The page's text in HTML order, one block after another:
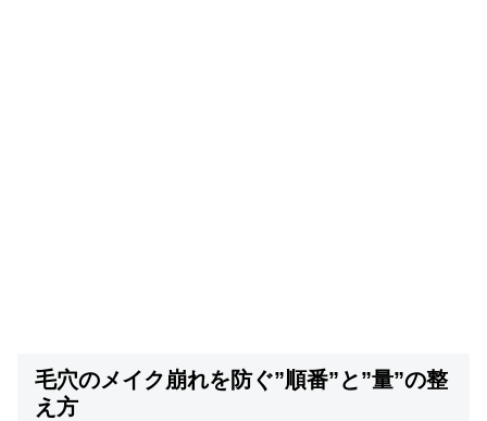
毛穴のメイク崩れを防ぐ”順番”と”量”の整
え方